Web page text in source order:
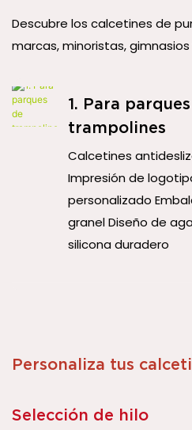
Descubre los calcetines de
marcas, minoristas,
1. Para
trampolines
Calcetines
Impresión de
personalizado
granel Diseño de
silicona duradero
Personaliza tus
Selección de hilo